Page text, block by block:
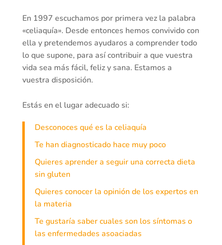
En 1997 escuchamos por primera vez la palabra
«celiaquía». Desde entonces hemos convivido con
ella y pretendemos ayudaros a comprender todo
lo que supone, para así contribuir a que vuestra
vida sea más fácil, feliz y sana. Estamos a
vuestra disposición.
Estás en el lugar adecuado si:
Desconoces qué es la celiaquía
Te han diagnosticado hace muy poco
Quieres aprender a seguir una correcta dieta
sin gluten
Quieres conocer la opinión de los expertos en
la materia
Te gustaría saber cuales son los síntomas o
las enfermedades asoaciadas